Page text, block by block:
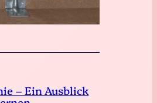
e
m
c
– Ein Ausblick